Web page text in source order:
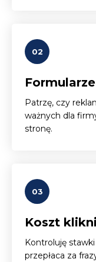
02
Patrzę, czy
ważnych dla
stronę.
03
Koszt
Kontroluję
przepłaca za